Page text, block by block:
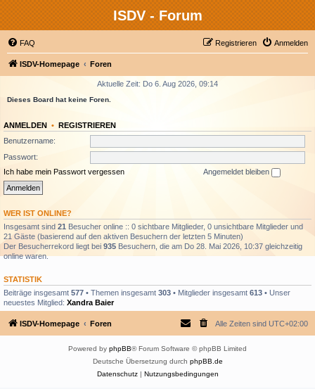
ISDV - Forum
FAQ Anmelden
Registrieren
ISDV-Homepage Foren
Aktuelle Zeit: Do 6. Aug 2026, 09:14
Dieses Board hat keine Foren.
ANMELDEN • REGISTRIEREN
Benutzername:
Passwort:
Ich habe mein Passwort vergessen
Angemeldet bleiben
WER IST ONLINE?
Insgesamt sind 21 Besucher online :: 0 sichtbare Mitglieder, 0 unsichtbare Mitglieder und
21 Gäste (basierend auf den aktiven Besuchern der letzten 5 Minuten)
Der Besucherrekord liegt bei 935 Besuchern, die am Do 28. Mai 2026, 10:37 gleichzeitig
online waren.
STATISTIK
Beiträge insgesamt 577 • Themen insgesamt 303 • Mitglieder insgesamt 613 • Unser
neuestes Mitglied: Xandra Baier
ISDV-Homepage Foren Alle Zeiten sind UTC+02:00
Powered by phpBB® Forum Software © phpBB Limited
Deutsche Übersetzung durch phpBB.de
Datenschutz| Nutzungsbedingungen